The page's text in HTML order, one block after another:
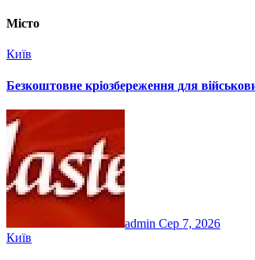
Місто
Київ
Безкоштовне кріозбереження для
admin Сер 7, 2026
Київ